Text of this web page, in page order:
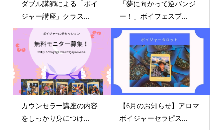
ダブル講師による「ボイ
ジャー講座」クラス...
「夢に向かって逆バンジ
ー！」ボイフェスプ...
カウンセラー講座の内容
をしっかり身につけ...
【6月のお知らせ】アロマ
ボイジャーセラピス...